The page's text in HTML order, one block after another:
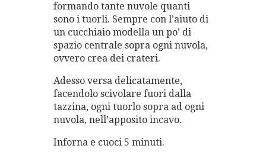
formando tante nuvole quanti
sono i tuorli. Sempre con l’aiuto di
un cucchiaio modella un po’ di
spazio centrale sopra ogni nuvola,
ovvero crea dei crateri.
Adesso versa delicatamente,
facendolo scivolare fuori dalla
tazzina, ogni tuorlo sopra ad ogni
nuvola, nell’apposito incavo.
Inforna e cuoci 5 minuti.